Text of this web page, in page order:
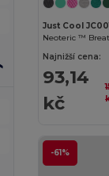
Just Cool
Neoteric ™
Najnižší cena:
93,14
kč
-61%